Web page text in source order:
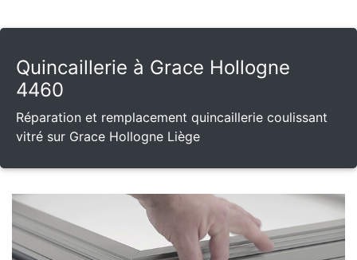
Quincaillerie à Grace Hollogne
4460
Réparation et remplacement quincaillerie coulissant
vitré sur Grace Hollogne Liège